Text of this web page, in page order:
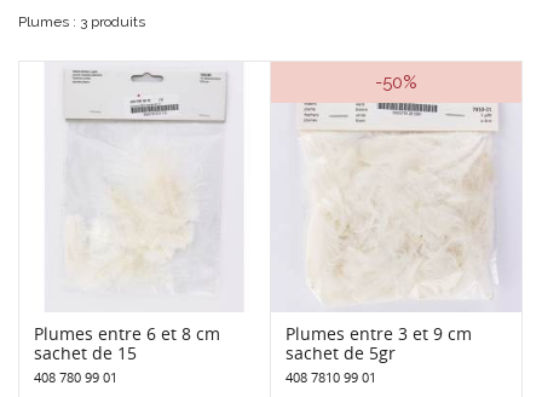
Plumes : 3 produits
Plumes entre 6 et 8 cm
sachet de 15
408 780 99 01
-50%
Plumes entre 3 et 9 cm
sachet de 5gr
408 7810 99 01